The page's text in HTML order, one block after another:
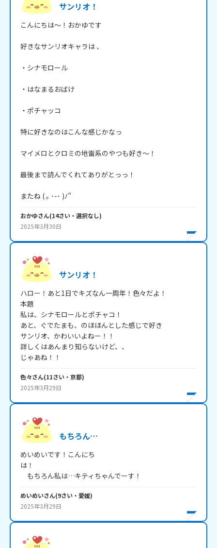
サンリオ！
こんにちは～！おかゆです
好きなサンリオキャラは 、
・シナモロール
・はなまるおばけ
・ポチャッコ
特に好きなのはこんな感じかなっ
マイメロとクロミの地雷系のやつも好き～！
最後まで読んでくれてありがとっっ！
またね ( ｡ ･-･ )ﾉ”
おかゆさん(14さい・ 選択なし)
2025年3月30日
サンリオ！
ハロー！あと1日でキズなん一周年！色々だよ！
本題
私は、シナモロールとポチャコ！
あと、ぐでたまも、のほほんとした感じで好き
サンリオ、かわいいよねー！！
詳しくはあんまり知らないけど、、
色々さん(11さい・ 京都)
2025年3月29日
もちろん…
めいめいです！こんにち
は！
もちろん私は…キティちゃんでーす！
めいめいさん(9さい・ 愛媛)
2025年3月29日